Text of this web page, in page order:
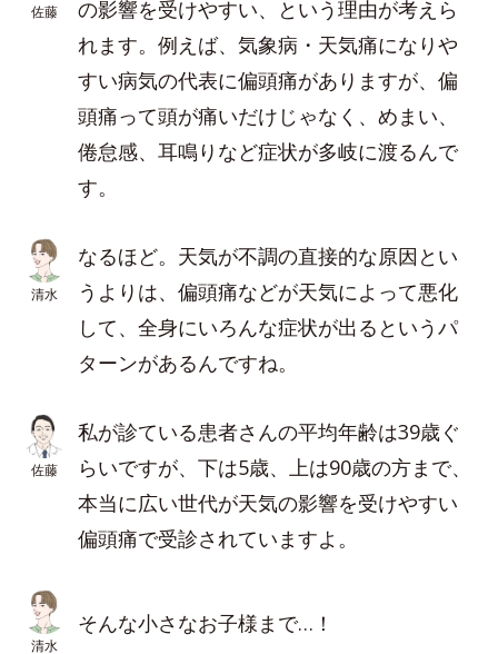
佐藤
の影響を受けやすい、という理由が考えら
れます。例えば、気象病・天気痛になりや
すい病気の代表に偏頭痛がありますが、偏
頭痛って頭が痛いだけじゃなく、めまい、
倦怠感、耳鳴りなど症状が多岐に渡るんで
す。
清水
なるほど。天気が不調の直接的な原因とい
うよりは、偏頭痛などが天気によって悪化
して、全身にいろんな症状が出るというパ
ターンがあるんですね。
佐藤
私が診ている患者さんの平均年齢は39歳ぐ
らいですが、下は5歳、上は90歳の方まで、
本当に広い世代が天気の影響を受けやすい
偏頭痛で受診されていますよ。
清水
そんな小さなお子様まで…！